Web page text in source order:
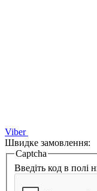
Viber
Швидке замовлення:
Captcha
Введіть код в полі